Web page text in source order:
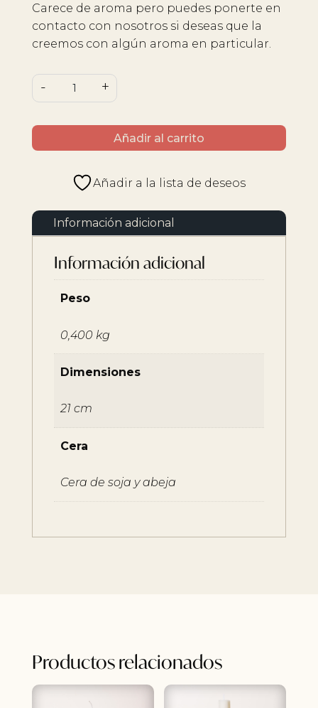
Carece de aroma pero puedes ponerte en
contacto con nosotros si deseas que la
creemos con algún aroma en particular.
-
Vela
decorativa
cantidad
+
Añadir al carrito
Añadir a la lista de deseos
Información adicional
Información adicional
Peso
0,400 kg
Dimensiones
21 cm
Cera
Cera de soja y abeja
Productos relacionados